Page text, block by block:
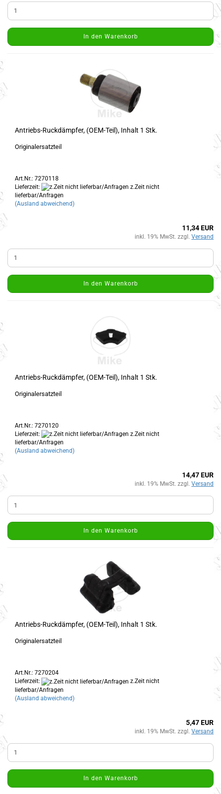
In den Warenkorb
Antriebs-Ruckdämpfer, (OEM-Teil), Inhalt 1 Stk.
Originalersatzteil
Art.Nr.: 7270118
Lieferzeit:
z.Zeit nicht
lieferbar/Anfragen
(Ausland abweichend)
11,34 EUR
inkl. 19% MwSt. zzgl. Versand
In den Warenkorb
Antriebs-Ruckdämpfer, (OEM-Teil), Inhalt 1 Stk.
Originalersatzteil
Art.Nr.: 7270120
Lieferzeit:
z.Zeit nicht
lieferbar/Anfragen
(Ausland abweichend)
14,47 EUR
inkl. 19% MwSt. zzgl. Versand
In den Warenkorb
Antriebs-Ruckdämpfer, (OEM-Teil), Inhalt 1 Stk.
Originalersatzteil
Art.Nr.: 7270204
Lieferzeit:
z.Zeit nicht
lieferbar/Anfragen
(Ausland abweichend)
5,47 EUR
inkl. 19% MwSt. zzgl. Versand
In den Warenkorb